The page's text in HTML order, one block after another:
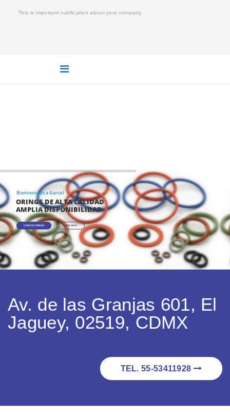
This is important notification about your company.
Bienvenidos a Garcol
CONTACTENOS
ORINGS DE ALTA CALIDAD
AMPLIA DISPONIBILIDAD
LEER MAS..
Av. de las Granjas 601, El
Jaguey, 02519, CDMX
TEL. 55-53411928